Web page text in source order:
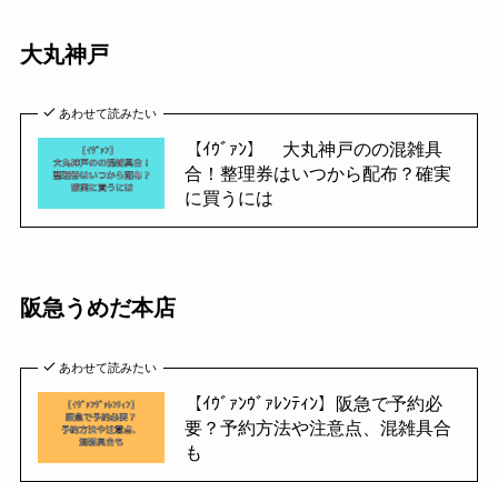
大丸神戸
あわせて読みたい
【ｲｳﾞｧﾝ】 大丸神戸のの混雑具
合！整理券はいつから配布？確実
に買うには
阪急うめだ本店
あわせて読みたい
【ｲｳﾞｧﾝｳﾞｧﾚﾝﾃｨﾝ】阪急で予約必
要？予約方法や注意点、混雑具合
も